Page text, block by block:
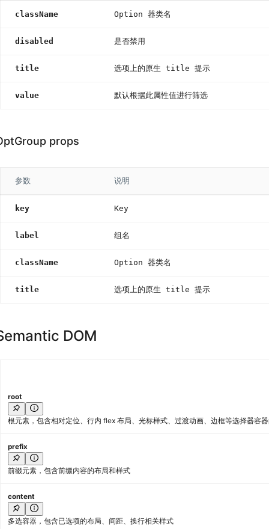
className Option 器类名
disabled 是否禁用
title 选项上的原生 title 提示
value 默认根据此属性值进行筛选
props
参数 说明
key Key
label 组名
className Option 器类名
title 选项上的原生 title 提示
DOM
root
根元素，包含相对定位、行内 flex 布局、光标样式、过渡动画、边框等选择器容
prefix
前缀元素，包含前缀内容的布局和样式
content
多选容器，包含已选项的布局、间距、换行相关样式